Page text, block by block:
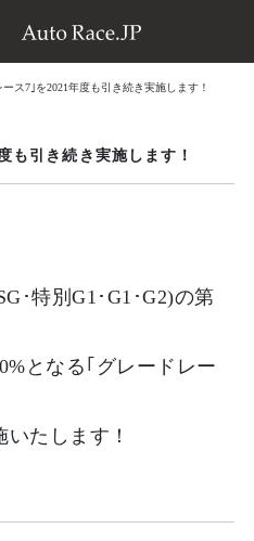
ース7｣を2021年度も引き続き実施します！
も引き続き実施します！
･特別G1･G1･G2)の第
となる｢グレードレー
たします！